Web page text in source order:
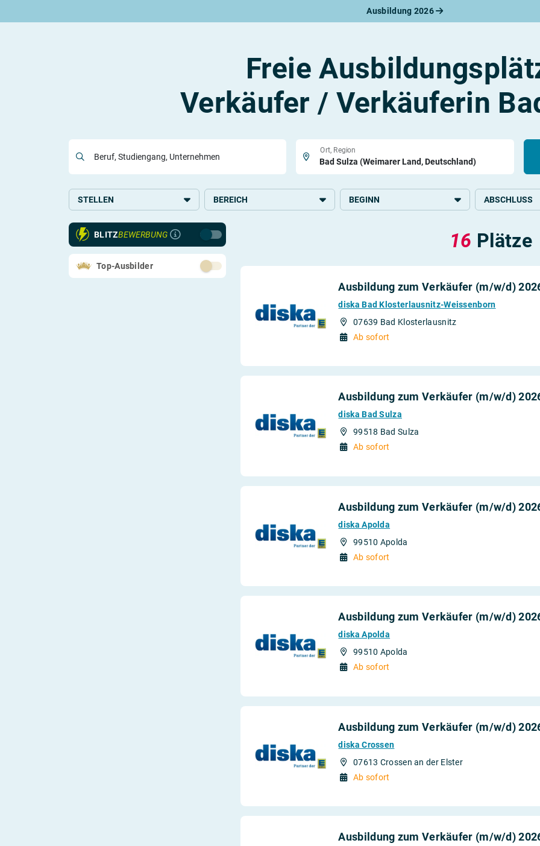
Ausbildung 2026
Rund um die AusbildungRund um das duale StudiumRund um Berufe
Berufe nach Themen
Bewerbungsratgeber
Vorlagen
Online-Bewerbung
Vorstellungsgespräch
Bewerbungs-Check
Freie
Verkäufer / Verkäuferin
Beruf, Studiengang, Unternehmen
Ort, Region
STELLEN
Ausbildung
BEREICH
Handel
Systemrelevant
BEGINN ABSCHLUSS
BLITZBEWERBUNG
Top-Ausbilder
16 Plätze
Ausbildung zum Verkäufer (m/w/d)
diska Bad Klosterlausnitz-Weissenborn
07639 Bad Klosterlausnitz
Ab sofort
Ausbildung zum Verkäufer (m/w/d)
diska Bad Sulza
99518 Bad Sulza
Ab sofort
Ausbildung zum Verkäufer (m/w/d)
diska Apolda
99510 Apolda
Ab sofort
Ausbildung zum Verkäufer (m/w/d)
diska Apolda
99510 Apolda
Ab sofort
Ausbildung zum Verkäufer (m/w/d)
diska Crossen
07613 Crossen an der Elster
Ab sofort
Ausbildung zum Verkäufer (m/w/d)